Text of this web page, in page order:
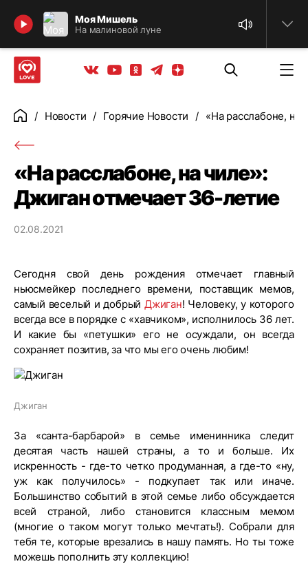
Моя Мишель
На малиновой луне
Найти
Вконтакте
YoutubeОдноклассники
ТелеграмЯндекс дзен
ГлавнаяНовости Горячие Новости «На расслабоне, на
«На расслабоне, на чиле»:
Джиган отмечает 36-летие
02.08.2021
Сегодня свой день рождения отмечает главный
ньюсмейкер последнего времени, поставщик мемов,
самый веселый и добрый Джиган! Человеку, у которого
всегда все в порядке с «хавчиком», исполнилось 36 лет.
И какие бы «петушки» его не осуждали, он всегда
сохраняет позитив, за что мы его очень любим!
Джиган
За «санта-барбарой» в семье именинника следит
десятая часть нашей страны, а то и больше. Их
искренность - где-то четко продуманная, а где-то «ну,
уж как получилось» - подкупает так или иначе.
Большинство событий в этой семье либо обсуждается
всей страной, либо становится классным мемом
(многие о таком могут только мечтать!). Собрали для
тебя те, которые врезались в нашу память. Но ты тоже
можешь пополнить эту коллекцию!